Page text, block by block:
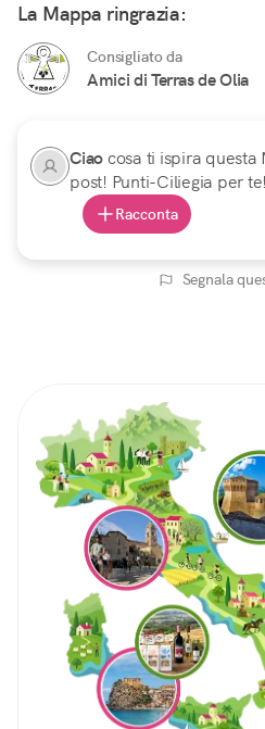
La Mappa ringrazia:
Consigliato da
Amici di Terras de Olia
Ciaocosa ti ispira questa
post! Punti-Ciliegia per te!
Racconta
Segnala